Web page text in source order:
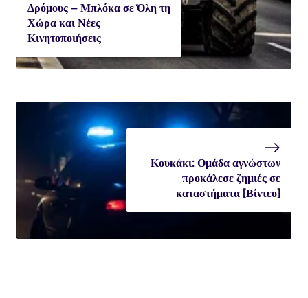
Δρόμους – Μπλόκα σε Όλη τη
Χώρα και Νέες
Κινητοποιήσεις
Κουκάκι: Ομάδα αγνώστων
προκάλεσε ζημιές σε
καταστήματα [Βίντεο]